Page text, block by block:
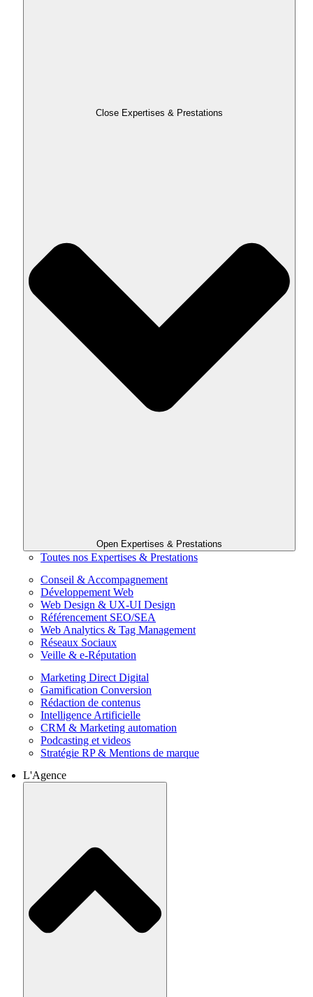
Close Expertises & Prestations
Open Expertises & Prestations
Toutes nos Expertises & Prestations
Conseil & Accompagnement
Développement Web
Web Design & UX-UI Design
Référencement SEO/SEA
Web Analytics & Tag Management
Réseaux Sociaux
Veille & e-Réputation
Marketing Direct Digital
Gamification Conversion
Rédaction de contenus
Intelligence Artificielle
CRM & Marketing automation
Podcasting et videos
Stratégie RP & Mentions de marque
L'Agence